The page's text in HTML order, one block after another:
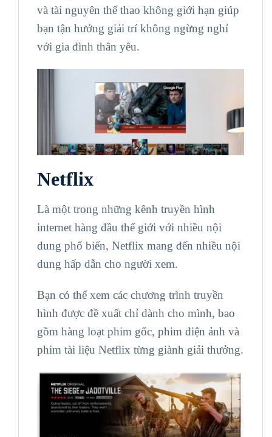
và tài nguyên thể thao không giới hạn giúp
bạn tận hưởng giải trí không ngừng nghỉ
với gia đình thân yêu.
Netflix
Là một trong những kênh truyền hình
internet hàng đầu thế giới với nhiều nội
dung phổ biến, Netflix mang đến nhiều nội
dung hấp dẫn cho người xem.
Bạn có thể xem các chương trình truyền
hình được đề xuất chỉ dành cho mình, bao
gồm hàng loạt phim gốc, phim điện ảnh và
phim tài liệu Netflix từng giành giải thưởng.